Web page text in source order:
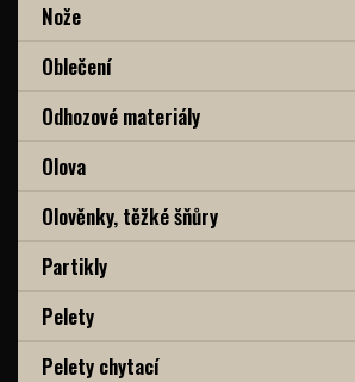
Nože
Oblečení
Odhozové materiály
Olova
Olověnky, těžké šňůry
Partikly
Pelety
Pelety chytací